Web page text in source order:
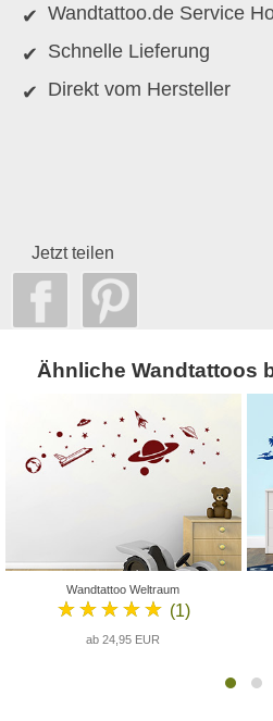
Wandtattoo.de Service
Schnelle Lieferung
Direkt vom Hersteller
Jetzt teilen
Ähnliche Wandtattoos
Wandtattoo Weltraum
★★★★★ (1)
ab 24,95 EUR